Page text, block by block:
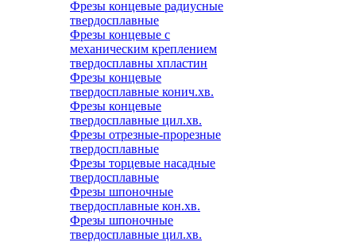
Фрезы концевые радиусные
твердосплавные
Фрезы концевые с
механическим креплением
твердосплавны хпластин
Фрезы концевые
твердосплавные конич.хв.
Фрезы концевые
твердосплавные цил.хв.
Фрезы отрезные-прорезные
твердосплавные
Фрезы торцевые насадные
твердосплавные
Фрезы шпоночные
твердосплавные кон.хв.
Фрезы шпоночные
твердосплавные цил.хв.